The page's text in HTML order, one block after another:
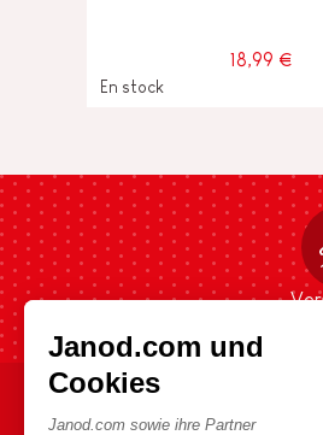
Janod.com und
Cookies
Janod.com sowie ihre Partner
18,99 €
En stock
HILFE & INFORMATIONEN